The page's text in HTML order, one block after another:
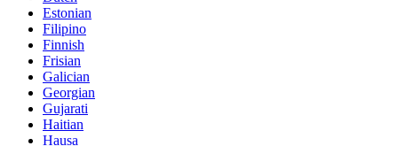
Estonian
Filipino
Finnish
Frisian
Galician
Georgian
Gujarati
Haitian
Hausa